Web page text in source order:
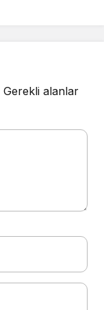
Gerekli alanlar